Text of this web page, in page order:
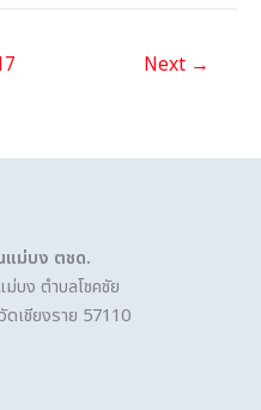
Next →
แม่บง ตชด.
บง ตำบลโชคชัย
เชียงราย 57110